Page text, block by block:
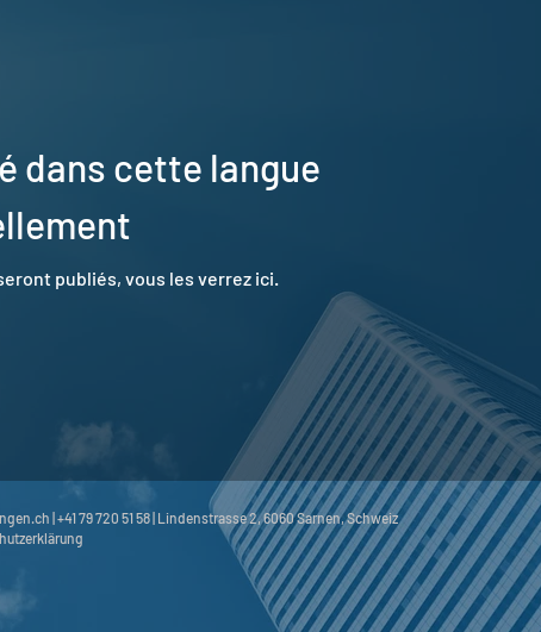
dans cette langue
publiés, vous les verrez ici.
+41 79 720 51 58 Lindenstrasse 2, 6060 Sarnen, Schweiz